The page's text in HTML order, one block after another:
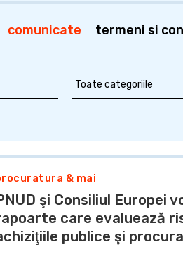
comunicate termeni si
& mai
şi Consiliul Europei
care evaluează
publice şi